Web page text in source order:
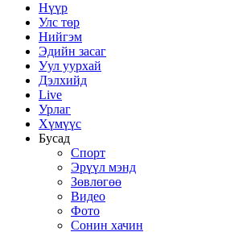
Нүүр
Улс төр
Нийгэм
Эдийн засаг
Уул уурхай
Дэлхийд
Live
Урлаг
Хүмүүс
Бусад
Спорт
Эрүүл мэнд
Зөвлөгөө
Видео
Фото
Сонин хачин